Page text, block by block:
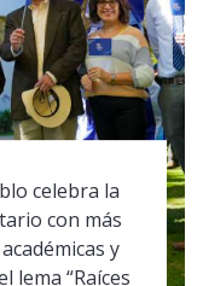
celebra la
con más
y
lema “Raíces